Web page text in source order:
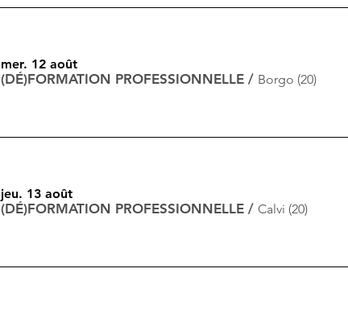
mer. 12 août
(DÉ)FORMATION PROFESSIONNELLE / Borgo (20)
jeu. 13 août
(DÉ)FORMATION PROFESSIONNELLE / Calvi (20)